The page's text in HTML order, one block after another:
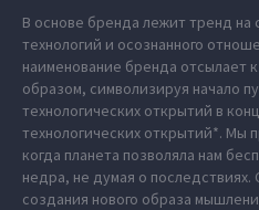
В основе бренда лежит тренд на
технологий и осознанного
наименование бренда отсылает
образом, символизируя начало
технологических открытий в
технологических открытий*. Мы
когда планета позволяла нам
недра, не думая о последствиях.
создания нового образа